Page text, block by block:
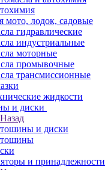
мото, лодок, садовые
гидравлические
индустриальные
моторные
промывочные
трансмиссионные
жидкости
и диски
Назад
и диски
и принадлежности